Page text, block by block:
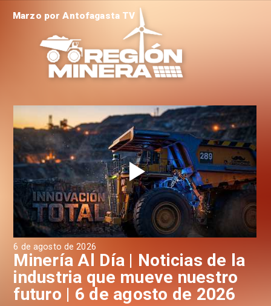
6 de agosto de 2026
Minería Al Día | Noticias de la
industria que mueve nuestro
futuro | 6 de agosto de 2026
Marzo por Antofagasta TV